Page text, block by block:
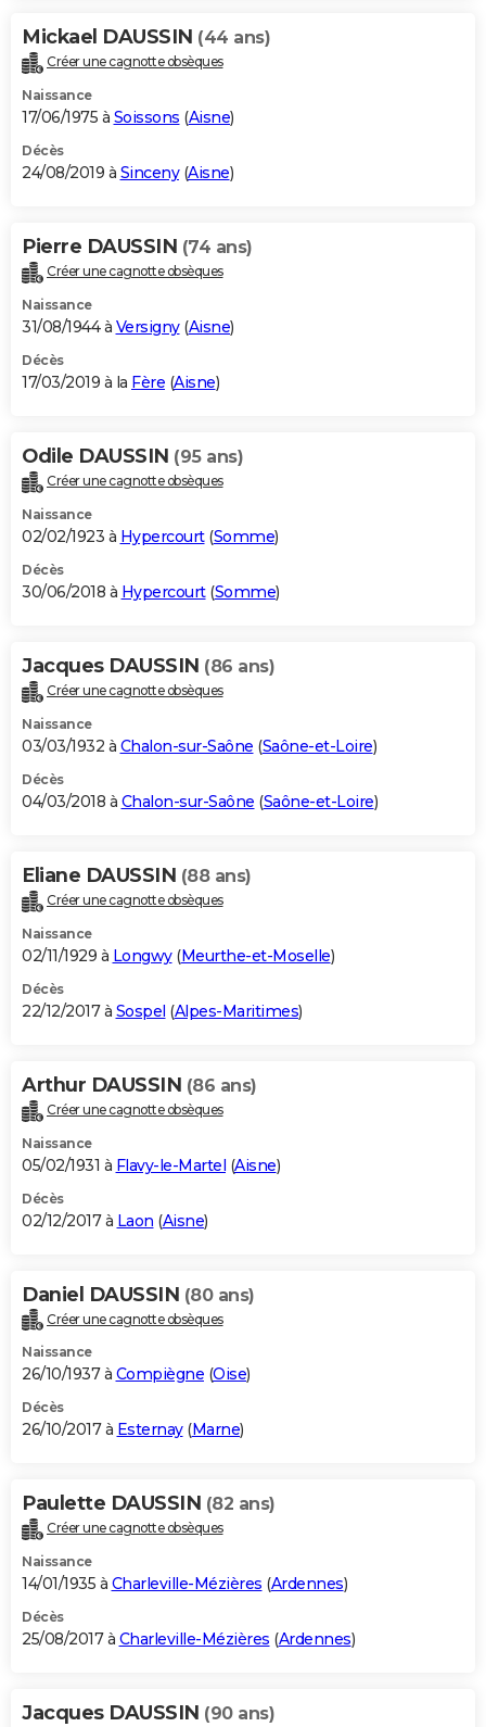
Mickael DAUSSIN (44 ans)
Créer une cagnotte obsèques
Naissance
17/06/1975 à Soissons (Aisne)
Décès
24/08/2019 à Sinceny(Aisne)
Pierre DAUSSIN (74 ans)
Créer une cagnotte obsèques
Naissance
31/08/1944 à Versigny(Aisne)
Décès
17/03/2019 à la Fère (Aisne)
Odile DAUSSIN (95 ans)
Créer une cagnotte obsèques
Naissance
02/02/1923 à Hypercourt(Somme)
Décès
30/06/2018 à Hypercourt(Somme)
Jacques DAUSSIN (86 ans)
Créer une cagnotte obsèques
Naissance
03/03/1932 à Chalon-sur-Saône (Saône-et-Loire)
Décès
04/03/2018 à Chalon-sur-Saône (Saône-et-Loire)
Eliane DAUSSIN (88 ans)
Créer une cagnotte obsèques
Naissance
02/11/1929 à Longwy(Meurthe-et-Moselle)
Décès
22/12/2017 à Sospel (Alpes-Maritimes)
Arthur DAUSSIN (86 ans)
Créer une cagnotte obsèques
Naissance
05/02/1931 à Flavy-le-Martel (Aisne)
Décès
02/12/2017 à Laon (Aisne)
Daniel DAUSSIN (80 ans)
Créer une cagnotte obsèques
Naissance
26/10/1937 à Compiègne (Oise)
Décès
26/10/2017 à Esternay(Marne)
Paulette DAUSSIN (82 ans)
Créer une cagnotte obsèques
Naissance
14/01/1935 à Charleville-Mézières (Ardennes)
Décès
25/08/2017 à Charleville-Mézières (Ardennes)
Jacques DAUSSIN (90 ans)